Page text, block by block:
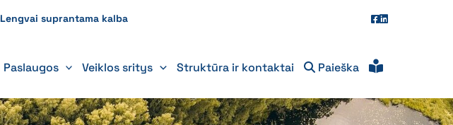
Lengvai suprantama kalba
Paslaugos Veiklos sritys Struktūra ir kontaktai Paieška